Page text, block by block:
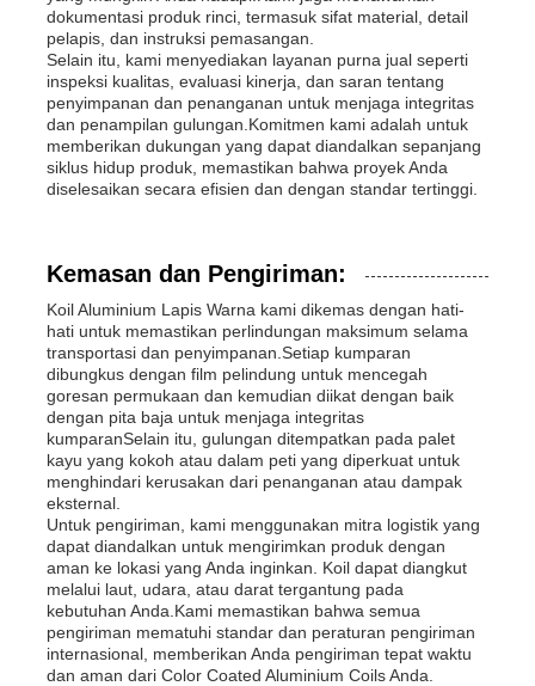
dokumentasi produk rinci, termasuk sifat material, detail
pelapis, dan instruksi pemasangan.
Selain itu, kami menyediakan layanan purna jual seperti
inspeksi kualitas, evaluasi kinerja, dan saran tentang
penyimpanan dan penanganan untuk menjaga integritas
dan penampilan gulungan.Komitmen kami adalah untuk
memberikan dukungan yang dapat diandalkan sepanjang
siklus hidup produk, memastikan bahwa proyek Anda
diselesaikan secara efisien dan dengan standar tertinggi.
Kemasan dan Pengiriman:
Koil Aluminium Lapis Warna kami dikemas dengan hati-
hati untuk memastikan perlindungan maksimum selama
transportasi dan penyimpanan.Setiap kumparan
dibungkus dengan film pelindung untuk mencegah
goresan permukaan dan kemudian diikat dengan baik
dengan pita baja untuk menjaga integritas
kumparanSelain itu, gulungan ditempatkan pada palet
kayu yang kokoh atau dalam peti yang diperkuat untuk
menghindari kerusakan dari penanganan atau dampak
eksternal.
Untuk pengiriman, kami menggunakan mitra logistik yang
dapat diandalkan untuk mengirimkan produk dengan
aman ke lokasi yang Anda inginkan. Koil dapat diangkut
melalui laut, udara, atau darat tergantung pada
kebutuhan Anda.Kami memastikan bahwa semua
pengiriman mematuhi standar dan peraturan pengiriman
internasional, memberikan Anda pengiriman tepat waktu
dan aman dari Color Coated Aluminium Coils Anda.